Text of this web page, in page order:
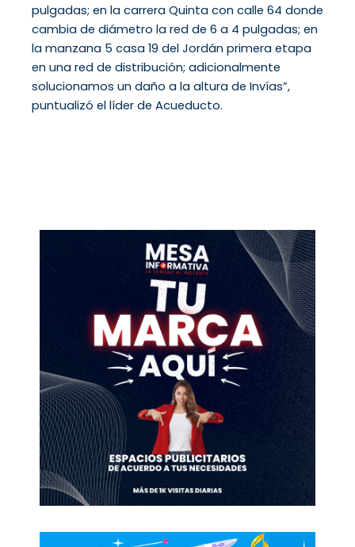
pulgadas; en la carrera Quinta con calle 64 donde
cambia de diámetro la red de 6 a 4 pulgadas; en
la manzana 5 casa 19 del Jordán primera etapa
en una red de distribución; adicionalmente
solucionamos un daño a la altura de Invías”,
puntualizó el líder de Acueducto.